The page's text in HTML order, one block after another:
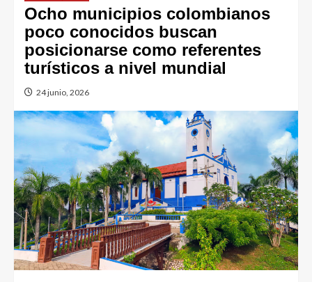
Ocho municipios colombianos
poco conocidos buscan
posicionarse como referentes
turísticos a nivel mundial
24 junio, 2026